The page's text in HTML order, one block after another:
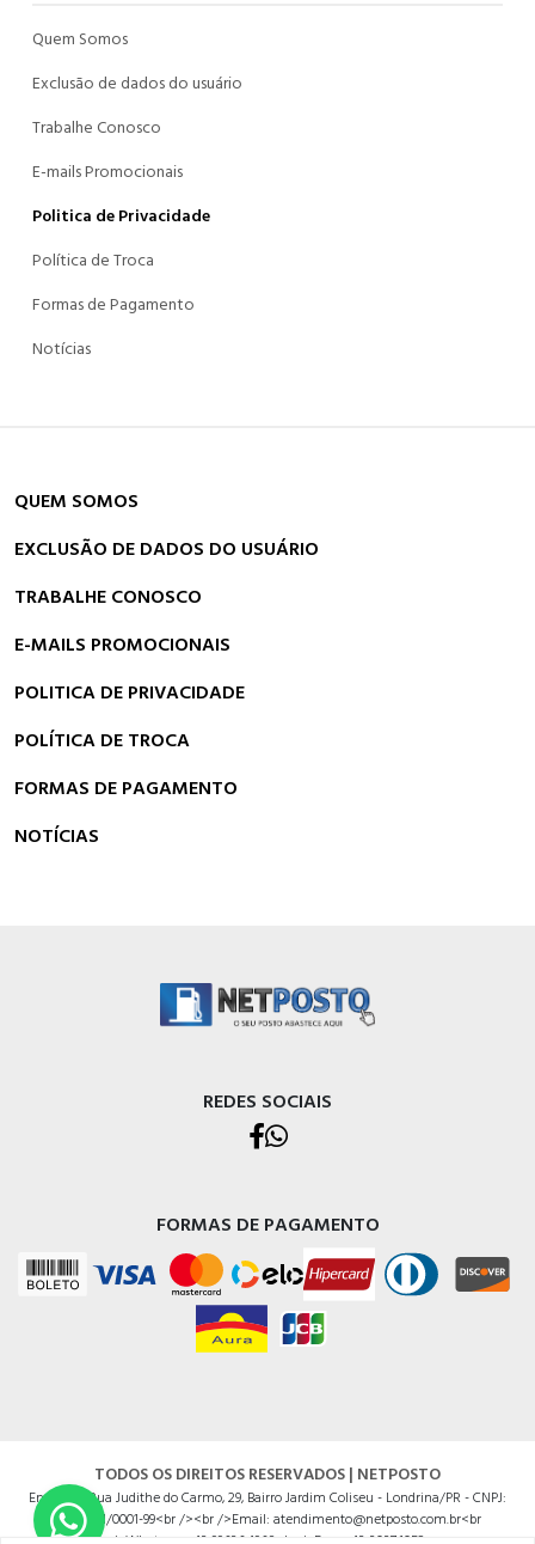
Quem Somos
Exclusão de dados do usuário
Trabalhe Conosco
E-mails Promocionais
Politica de Privacidade
Política de Troca
Formas de Pagamento
Notícias
QUEM SOMOS
EXCLUSÃO DE DADOS DO USUÁRIO
TRABALHE CONOSCO
E-MAILS PROMOCIONAIS
POLITICA DE PRIVACIDADE
POLÍTICA DE TROCA
FORMAS DE PAGAMENTO
NOTÍCIAS
REDES SOCIAIS
FORMAS DE PAGAMENTO
TODOS OS DIREITOS RESERVADOS | NETPOSTO
Endereço Rua Judithe do Carmo, 29, Bairro Jardim Coliseu - Londrina/PR - CNPJ:
14625201/0001-99<br /><br />Email: atendimento@netposto.com.br<br
/>Whatsapp: 43 99636.4968<br />Fone: 43 3037.1052